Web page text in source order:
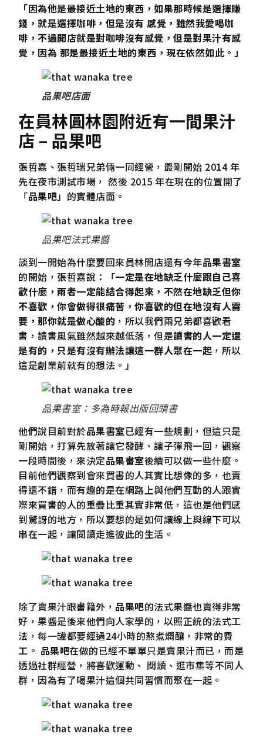
「因為他是最接近土地的東西，如果那時候是選擇賺
錢，就是選擇咖啡，但是沒有 感覺，雖然我愛喝咖
啡，不過開店就是對咖啡沒有感覺，但是對果汁有感
覺，因為 那是最接近土地的東西，現在依然如此。」
品果吧店面
在員林圓林園附近有一間果汁
店 – 品果吧
張哲嘉、張哲瑞兄弟倆一同經營，最剛開始 2014 年
先在夜市測試市場， 然後 2015 年在現在的位置開了
「品果吧」的實體店面。
品果吧法式果醬
談到一開始為什麼要回來員林開店還有今年品果書室
的開始，張哲嘉說：「一定是在地缺乏什麼跟自己喜
歡什麼，兩者一定能結合得起來，不然在地缺乏但你
不喜歡，你會做得很痛苦，你喜歡的但在地沒有人需
要，那你就是做心酸的 ，所以我們兩兄弟都喜歡看
書，讀書風氣雖然越來越低落，但是讀書的人一定還
是有的，只是有沒有辦法讓這一群人聚在一起 ，所以
這是創業前就有的想法。」
品果書室：多為時報出版回頭書
他們說目前對於品果書室已經有一些規劃，但這只是
剛開始，打算先放著讓它發酵、讓子彈飛一回，觀察
一段時間後，來決定品果書室後續可以做一些什麼。
目前他們觀察到會來買書的人其實比想像的多，也賣
得還不錯，而有趣的是在網路上與他們互動的人跟實
際來買書的人的重疊比重其實非常低，這也是他們感
到驚訝的地方，所以要想的是如何讓線上與線下可以
串在一起，讓閱讀走進彼此的生活。
除了賣果汁跟書籍外， 品果吧的法式果醬也賣得非常
好，果醬是後來他們向人家學的，以照正統的法式工
法，每一罐都要經過24小時的熬煮燜釀，非常的費
工。 品果吧在做的已經不單單只是賣果汁而已，而是
透過社群經營，將喜歡運動、 閱讀、逛市集等不同人
群，因為有了喝果汁這個共同習慣而聚在一起。